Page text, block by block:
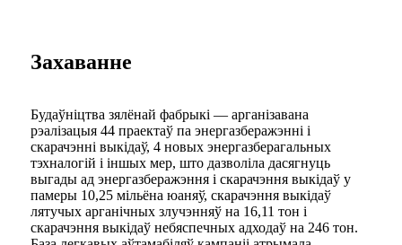
Захаванне
Будаўніцтва зялёнай фабрыкі — арганізавана
рэалізацыя 44 праектаў па энергазберажэнні і
скарачэнні выкідаў, 4 новых энергазберагальных
тэхналогій і іншых мер, што дазволіла дасягнуць
выгады ад энергазберажэння і скарачэння выкідаў у
памеры 10,25 мільёна юаняў, скарачэння выкідаў
лятучых арганічных злучэнняў на 16,11 тон і
скарачэння выкідаў небяспечных адходаў на 246 тон.